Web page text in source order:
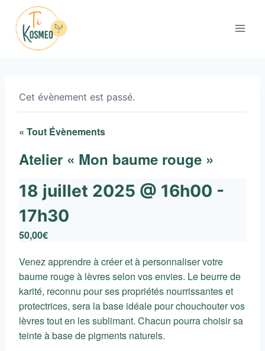
contenu
Cet évènement est passé.
« Tout Évènements
Atelier « Mon baume rouge »
18 juillet 2025 @ 16h00 -
17h30
50,00€
Venez apprendre à créer et à personnaliser votre
baume rouge à lèvres selon vos envies. Le beurre de
karité, reconnu pour ses propriétés nourrissantes et
protectrices, sera la base idéale pour chouchouter vos
lèvres tout en les sublimant. Chacun pourra choisir sa
teinte à base de pigments naturels.